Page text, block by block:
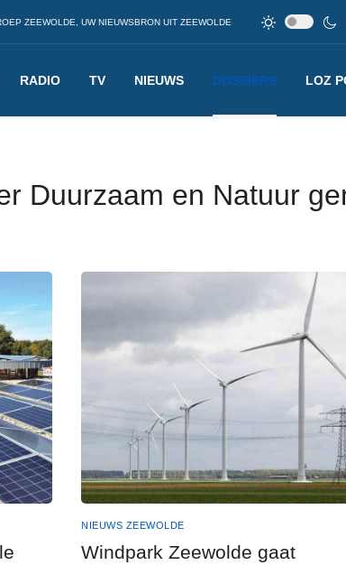
ZEEWOLDE, UW NIEUWSBRON UIT ZEEWOLDE
RADIO TV NIEUWS DOSSIERS LOZ
Duurzaam en Natuur
NIEUWS ZEEWOLDE
Windpark Zeewolde gaat